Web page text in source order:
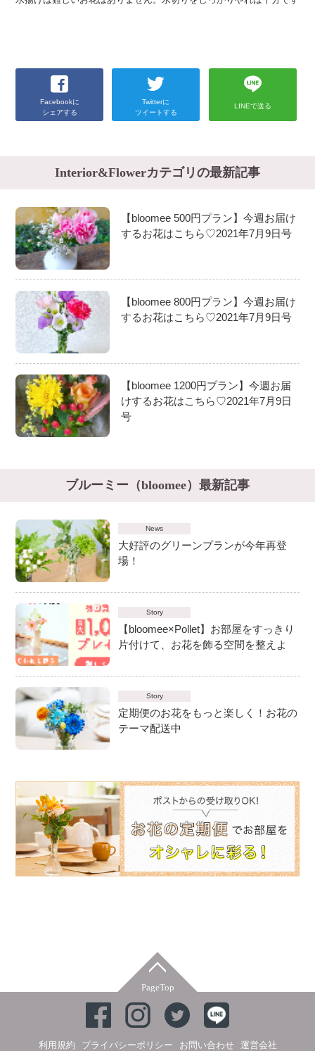
Facebookに
シェアする
Twitterに
ツイートする
LINEで送る
Interior&Flowerカテゴリの最新記事
【bloomee 500円プラン】今週お届け
するお花はこちら♡2021年7月9日号
【bloomee 800円プラン】今週お届け
するお花はこちら♡2021年7月9日号
【bloomee 1200円プラン】今週お届
けするお花はこちら♡2021年7月9日
号
ブルーミー（bloomee）最新記事
News
大好評のグリーンプランが今年再登
場！
Story
【bloomee×Pollet】お部屋をすっきり
片付けて、お花を飾る空間を整えよ
Story
定期便のお花をもっと楽しく！お花の
テーマ配送中
PageTop
利用規約 プライバシーポリシー お問い合わせ 運営会社